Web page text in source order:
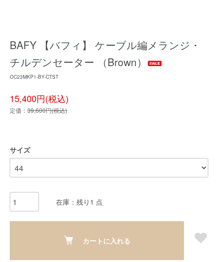
BAFY 【バフィ】 ケーブル編メランジ・
チルデンセーター （Brown）
OC23MKP1-BY-CTST
15,400円(税込)
定価： 39,600円(税込)
サイズ
在庫：残り1 点
カートに入れる